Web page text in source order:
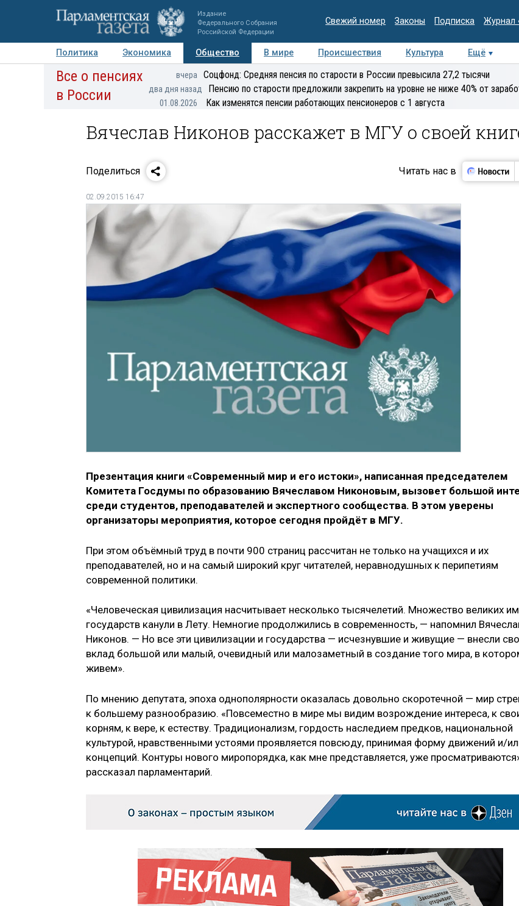
Издание
Федерального Собрания
Российской Федерации
Свежий номер Законы Подписка Журнал
Политика Экономика Общество В мире Происшествия Культура Ещё
Авторы Персоны Мнения Регионы Медиацентр Интервью Колумнисты
Все о пенсиях
в России
вчера Соцфонд: Средняя пенсия по старости в России превысила 27,2 тысячи
два дня назад Пенсию по старости предложили закрепить на уровне не ниже 40% от
01.08.2026 Как изменятся пенсии работающих пенсионеров с 1 августа
Вячеслав Никонов расскажет в МГУ о своей
Поделиться Читать нас в
02.09.2015 16:47
Презентация книги «Современный мир и его истоки», написанная председателем
Комитета Госдумы по образованию Вячеславом Никоновым, вызовет большой
среди студентов, преподавателей и экспертного сообщества. В этом уверены
организаторы мероприятия, которое сегодня пройдёт в МГУ.
При этом объёмный труд в почти 900 страниц рассчитан не только на учащихся и их
преподавателей, но и на самый широкий круг читателей, неравнодушных к перипетиям
современной политики.
«Человеческая цивилизация насчитывает несколько тысячелетий. Множество великих
государств канули в Лету. Немногие продолжились в современность, — напомнил
Никонов. — Но все эти цивилизации и государства — исчезнувшие и живущие — внесли
вклад большой или малый, очевидный или малозаметный в создание того мира, в
живем».
По мнению депутата, эпоха однополярности оказалась довольно скоротечной — мир
к большему разнообразию. «Повсеместно в мире мы видим возрождение интереса, к
корням, к вере, к естеству. Традиционализм, гордость наследием предков, национальной
культурой, нравственными устоями проявляется повсюду, принимая форму движений и/
концепций. Контуры нового миропорядка, как мне представляется, уже
рассказал парламентарий.